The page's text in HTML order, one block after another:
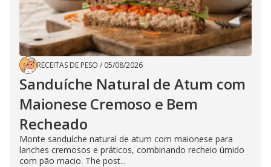
RECEITAS DE PESO / 05/08/2026
Sanduíche Natural de Atum com
Maionese Cremoso e Bem
Recheado
Monte sanduíche natural de atum com maionese para
lanches cremosos e práticos, combinando recheio úmido
com pão macio. The post...